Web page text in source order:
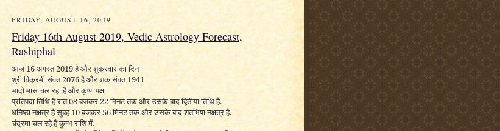
FRIDAY, AUGUST 16, 2019
Friday 16th August 2019, Vedic Astrology Forecast,
Rashiphal
आज 16 अगस्त 2019 है और शुक्रवार का दिन
श्री विक्रमी संवत 2076है और शक संवत 1941
भादो मास चल रहा है और कृष्ण पक्ष
प्रतिपदा तिथि है रात 08 बजकर 22 मिनट तक और उसके बाद द्वितीया तिथि है.
धनिष्ठा नक्षत्र है सुबह 10 बजकर 56 मिनट तक और उसके बाद शतभिषा नक्षत्र है.
चंद्रमा चल रहे हैं कुम्भ राशि में.